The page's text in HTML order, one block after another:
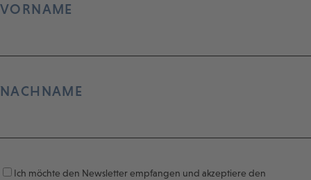
VORNAME
NACHNAME
Ich möchte den Newsletter empfangen und akzeptiere den